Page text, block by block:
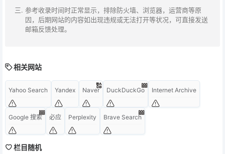
参考收录时间时正常显示，排除防火墙、浏览器，运营商等原
因，后期网站的内容如出现违规或无法打开等状况，可直接发送
邮箱反馈处理。
相关网站
Yahoo Search Yandex Naver DuckDuckGo Internet Archive
Google 搜索 必应 Perplexity Brave Search
栏目随机